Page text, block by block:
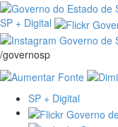
SP + Digital
/governosp
SP + Digital